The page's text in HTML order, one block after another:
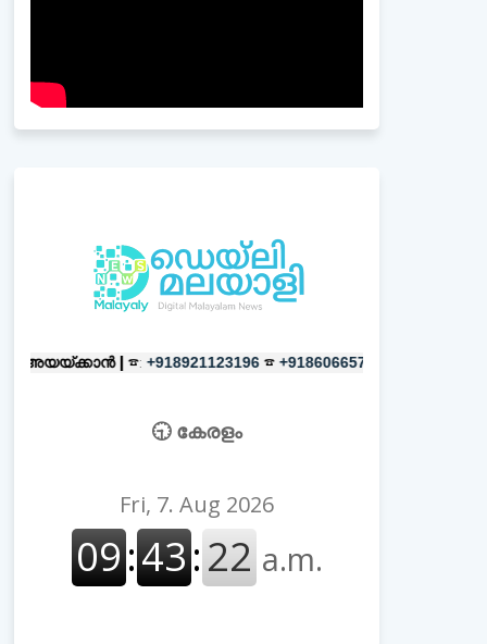
☎: +918921123196 ☎ +918606657037 പരസ്യങ്ങൾക്ക്
🕤 കേരളം